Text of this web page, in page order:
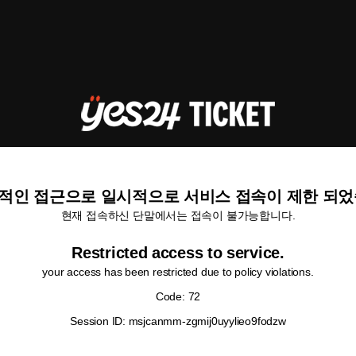
인 접근으로 일시적으로 서비스 접속이 제한 되
현재 접속하신 단말에서는 접속이 불가능합니다.
Restricted access to service.
your access has been restricted due to policy violations.
Code: 72
Session ID: msjcanmm-zgmij0uyylieo9fodzw